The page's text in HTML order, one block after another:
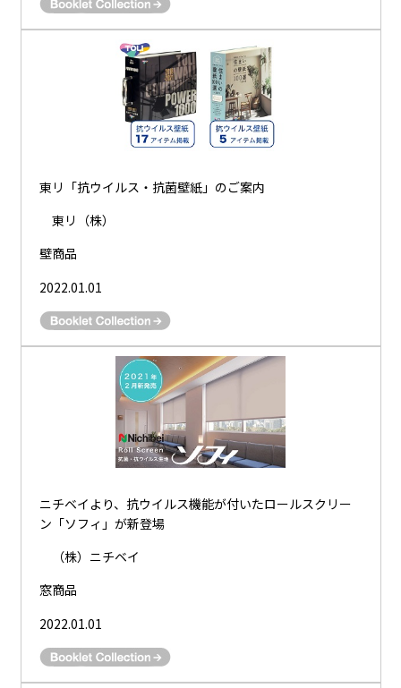
東リ「抗ウイルス・抗菌壁紙」のご案内
東リ（株）
壁商品
2022.01.01
ニチベイより、抗ウイルス機能が付いたロールスクリー
ン「ソフィ」が新登場
（株）ニチベイ
窓商品
2022.01.01